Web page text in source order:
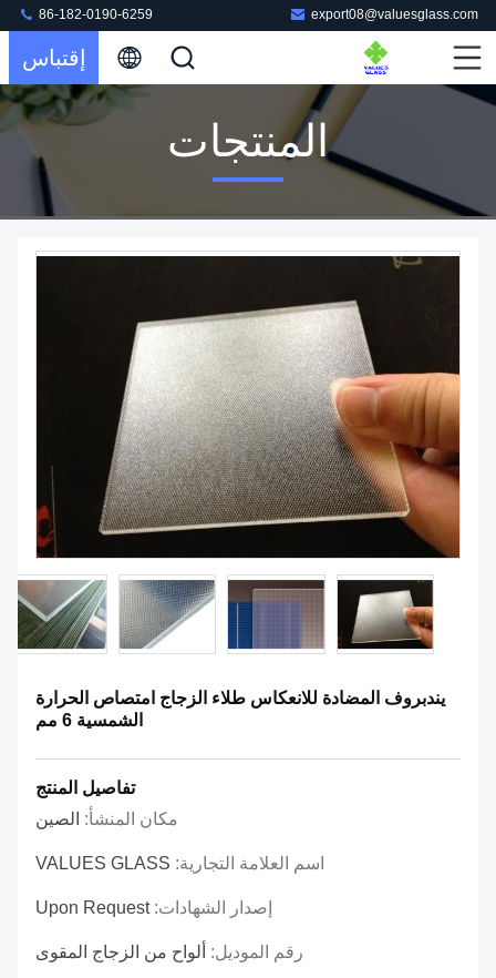
export08@valuesglass.com
86-182-0190-6259
إقتباس
المنتجات
يندبروف المضادة للانعكاس طلاء الزجاج امتصاص الحرارة
الشمسية 6 مم
تفاصيل المنتج
مكان المنشأ: الصين
اسم العلامة التجارية: VALUES GLASS
إصدار الشهادات:Upon Request
رقم الموديل: ألواح من الزجاج المقوى